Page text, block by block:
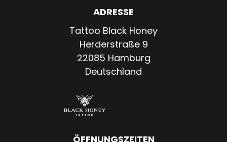
ADRESSE
Tattoo Black Honey
Herderstraße 9
22085 Hamburg
Deutschland
ÖFFNUNGSZEITEN